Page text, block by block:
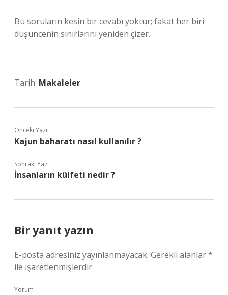
Bu soruların kesin bir cevabı yoktur; fakat her biri
düşüncenin sınırlarını yeniden çizer.
Tarih: Makaleler
Önceki Yazı
Kajun baharatı nasıl kullanılır ?
Sonraki Yazı
İnsanların külfeti nedir ?
Bir yanıt yazın
E-posta adresiniz yayınlanmayacak. Gerekli alanlar*
ile işaretlenmişlerdir
Yorum